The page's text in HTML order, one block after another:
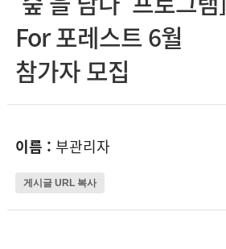
For 포레스트 6월
참가자 모집
이름 : 부관리자
게시글 URL 복사